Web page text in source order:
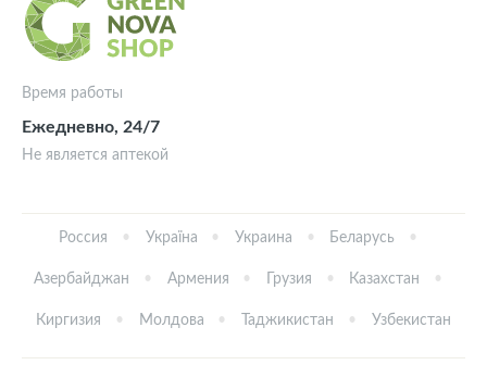
Время работы
Ежедневно, 24/7
Не является аптекой
Россия Україна Украина Беларусь
Азербайджан Армения Грузия Казахстан
Киргизия Молдова Таджикистан Узбекистан